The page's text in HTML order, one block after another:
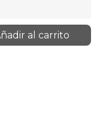
al carrito